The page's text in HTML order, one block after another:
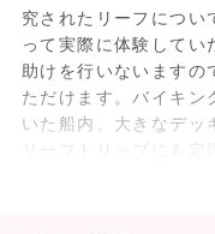
究されたリーフについ
って実際に体験してい
助けを行いないますの
ただけます。バイキン
いた船内、大きなデッ
リーフトリップにも定